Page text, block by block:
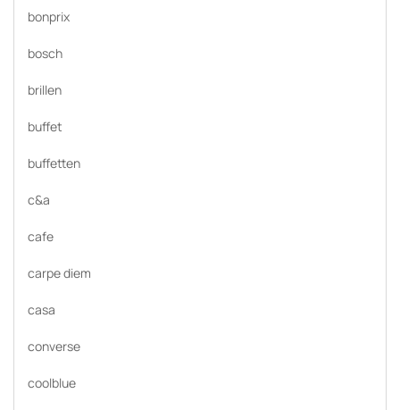
bonprix
bosch
brillen
buffet
buffetten
c&a
cafe
carpe diem
casa
converse
coolblue